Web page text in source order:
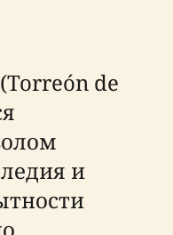
de
и